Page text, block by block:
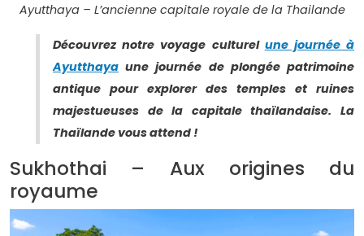
Ayutthaya – L’ancienne capitale royale de la Thailande
Découvrez notre voyage culturel une journée à
Ayutthaya une journée de plongée patrimoine
antique pour explorer des temples et ruines
majestueuses de la capitale thaïlandaise. La
Thaïlande vous attend !
Sukhothai – Aux origines du
royaume